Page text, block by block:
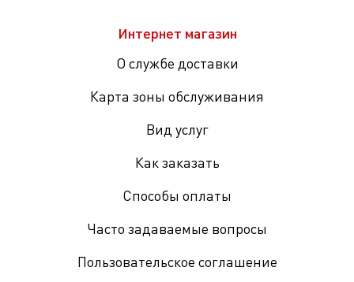
Интернет магазин
О службе доставки
Карта зоны обслуживания
Вид услуг
Как заказать
Способы оплаты
Часто задаваемые вопросы
Пользовательское соглашение